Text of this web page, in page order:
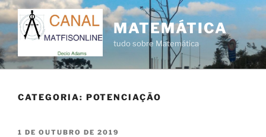
Pular
para
o
conteúdo
MATEMÁTICA
tudo sobre Matemática
CATEGORIA: POTENCIAÇÃO
PUBLICADO
1 DE OUTUBRO DE 2019